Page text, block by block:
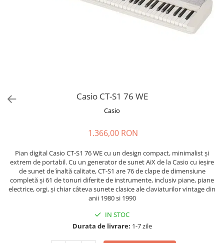
Accesorii de microfoane
Microfoane de broadcast
Microfoane de masurare si
calibrare
Microfoane de studio
Microfoane de Suprafata
Casio CT-S1 76 WE
Casio
1.366,00 RON
Pian digital Casio CT-S1 76 WE cu un design compact, minimalist și
extrem de portabil. Cu un generator de sunet AiX de la Casio cu ieșire
de sunet de înaltă calitate, CT-S1 are 76 de clape de dimensiune
completă și 61 de tonuri diferite de instrumente, inclusiv piane, piane
electrice, orgi, și chiar câteva sunete clasice ale claviaturilor vintage din
anii 1980 si 1990
IN STOC
Durata de livrare: 1-7 zile